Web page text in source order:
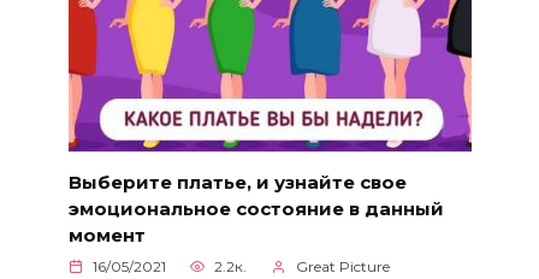
Выберите платье, и узнайте свое
эмоциональное состояние в данный
момент
16/05/2021 2.2к. Great Picture